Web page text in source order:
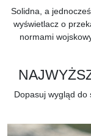
Solidna, a
wyświetlacz o
normami
Dopasuj wygląd do